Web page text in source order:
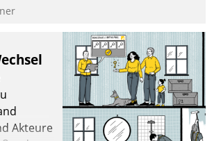
Datatrains Lösung API-Hub mit
Akteure